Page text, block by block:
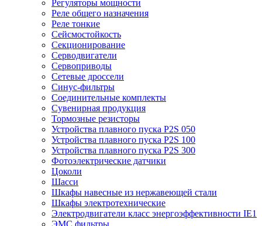
Регуляторы мощности
Реле общего назначения
Реле тонкие
Сейсмостойкость
Секционирование
Серводвигатели
Сервоприводы
Сетевые дроссели
Синус-фильтры
Соединительные комплекты
Сувенирная продукция
Тормозные резисторы
Устройства плавного пуска P2S 050
Устройства плавного пуска P2S 100
Устройства плавного пуска P2S 300
Фотоэлектрические датчики
Цоколи
Шасси
Шкафы навесные из нержавеющей стали
Шкафы электротехнические
Электродвигатели класс энергоэффективности IE1
ЭМС фильтры